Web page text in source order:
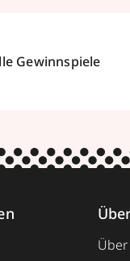
Gewinnspiele
Über